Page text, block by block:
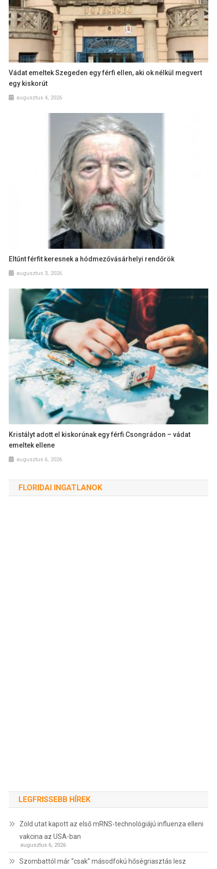
Vádat emeltek Szegeden egy férfi ellen, aki ok nélkül megvert
egy kiskorút
augusztus 4, 2026
Eltűnt férfit keresnek a hódmezővásárhelyi rendőrök
augusztus 3, 2026
Kristályt adott el kiskorúnak egy férfi Csongrádon – vádat
emeltek ellene
augusztus 6, 2026
FLORIDAI INGATLANOK
LEGFRISSEBB HÍREK
Zöld utat kapott az első mRNS-technológiájú influenza elleni
vakcina az USA-ban
augusztus 6, 2026
Szombattól már “csak” másodfokú hőségriasztás lesz